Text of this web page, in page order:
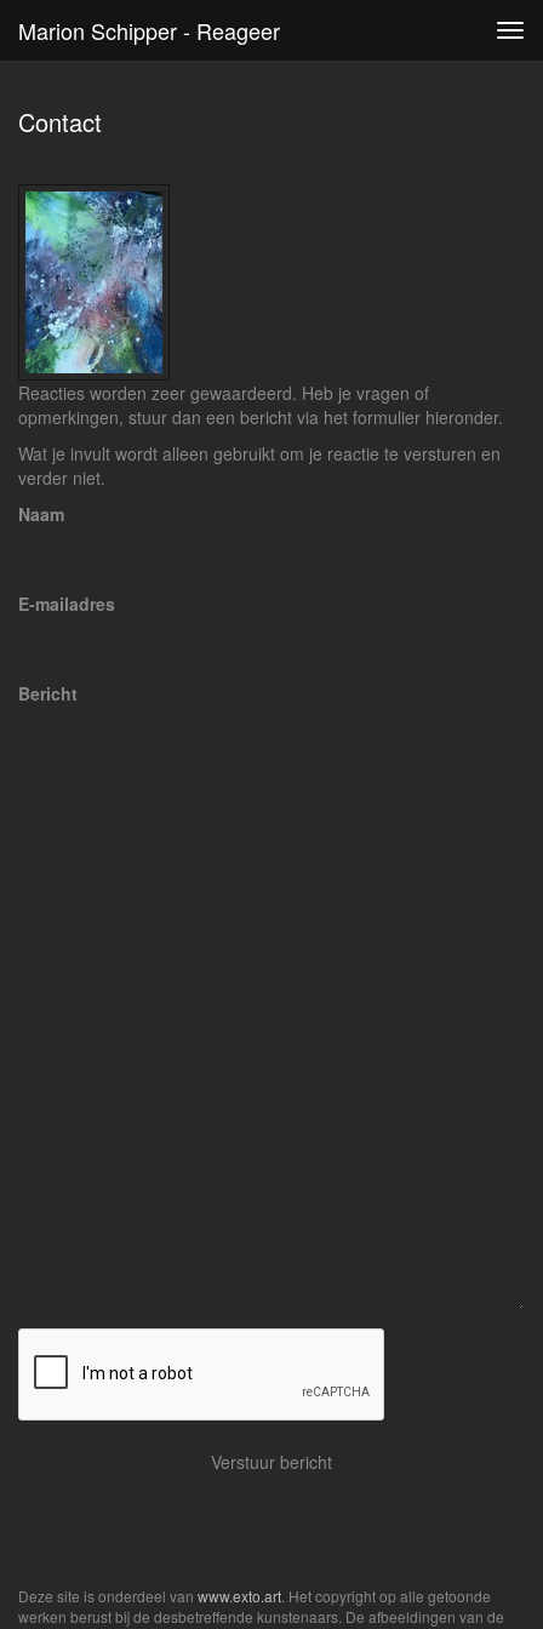
Marion Schipper - Reageer
Contact
Reacties worden zeer gewaardeerd. Heb je vragen of
opmerkingen, stuur dan een bericht via het formulier hieronder.
Wat je invult wordt alleen gebruikt om je reactie te versturen en
verder niet.
Naam
E-mailadres
Bericht
Deze site is onderdeel van www.exto.art . Het copyright op alle getoonde
werken berust bij de desbetreffende kunstenaars. De afbeeldingen van de